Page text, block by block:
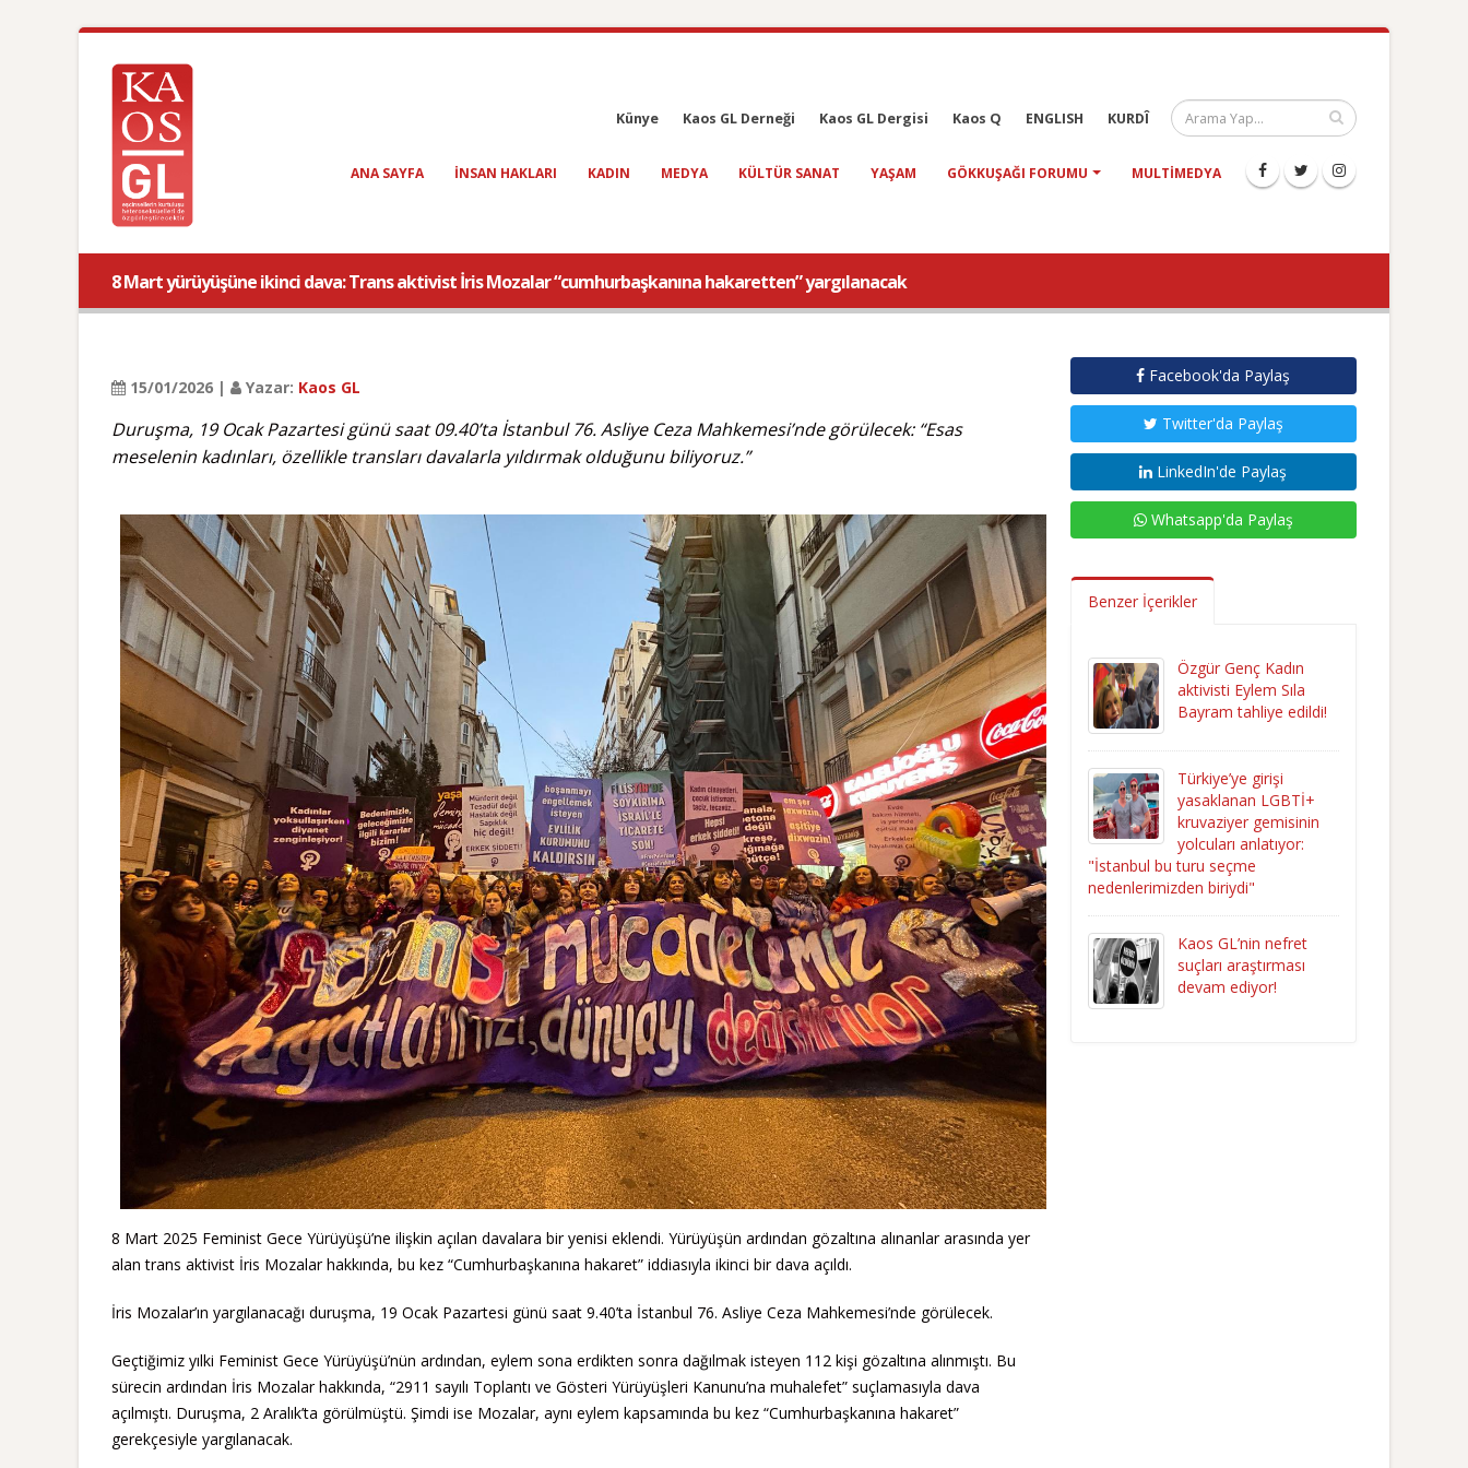
Künye Kaos GL Derneği Kaos GL Dergisi Kaos Q ENGLISH KURDÎ
ANA SAYFA INSAN HAKLARI KADIN MEDYA KÜLTÜR SANAT YAŞAM GÖKKUŞAĞI FORUMU MULTIMEDYA
8 Mart yürüyüşüne ikinci dava: Trans aktivist İris Mozalar “cumhurbaşkanına hakaretten” yargılanacak
15/01/2026 | Yazar: Kaos GL
Duruşma, 19 Ocak Pazartesi günü saat 09.40’ta İstanbul 76. Asliye Ceza Mahkemesi’nde görülecek: “Esas
meselenin kadınları, özellikle transları davalarla yıldırmak olduğunu biliyoruz.”
8 Mart 2025 Feminist Gece Yürüyüşü’ne ilişkin açılan davalara bir yenisi eklendi. Yürüyüşün ardından gözaltına alınanlar arasında yer
alan trans aktivist İris Mozalar hakkında, bu kez “Cumhurbaşkanına hakaret” iddiasıyla ikinci bir dava açıldı.
İris Mozalar’ın yargılanacağı duruşma, 19 Ocak Pazartesi günü saat 9.40’ta İstanbul 76. Asliye Ceza Mahkemesi’nde görülecek.
Geçtiğimiz yılki Feminist Gece Yürüyüşü’nün ardından, eylem sona erdikten sonra dağılmak isteyen 112 kişi gözaltına alınmıştı. Bu
sürecin ardından İris Mozalar hakkında, “2911 sayılı Toplantı ve Gösteri Yürüyüşleri Kanunu’na muhalefet” suçlamasıyla dava
açılmıştı. Duruşma, 2 Aralık’ta görülmüştü. Şimdi ise Mozalar, aynı eylem kapsamında bu kez “Cumhurbaşkanına hakaret”
gerekçesiyle yargılanacak.
Facebook'da Paylaş
Twitter'da Paylaş
LinkedIn'de Paylaş
Whatsapp'da Paylaş
Benzer İçerikler
Özgür Genç Kadın
aktivisti Eylem Sıla
Bayram tahliye edildi!
Türkiye’ye girişi
yasaklanan LGBTİ+
kruvaziyer gemisinin
yolcuları anlatıyor:
"İstanbul bu turu seçme
nedenlerimizden biriydi"
Kaos GL’nin nefret
suçları araştırması
devam ediyor!